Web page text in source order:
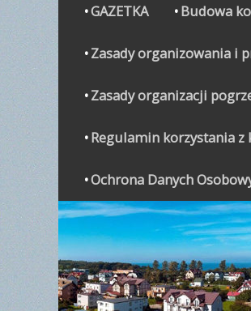
GAZETKA Budowa
Zasady organizowania i
Zasady organizacji
Regulamin korzystania z
Ochrona Danych